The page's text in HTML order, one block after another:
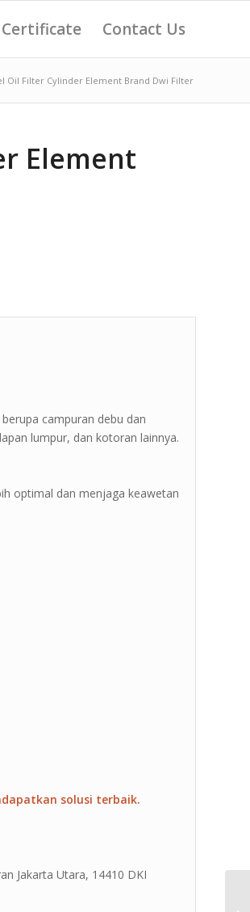
Certificate Contact Us
Oil Filter Cylinder Element Brand Dwi Filter
Element
campuran debu dan
lumpur, dan kotoran lainnya.
optimal dan menjaga keawetan
solusi terbaik.
Jakarta Utara, 14410 DKI